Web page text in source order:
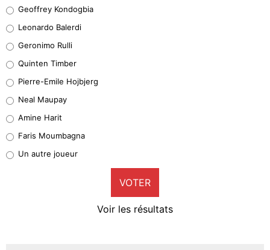
38%
32%
5%
1%
9%
Geoffrey Kondogbia
Leonardo Balerdi
Geronimo Rulli
Quinten Timber
Pierre-Emile Hojbjerg
Neal Maupay
Amine Harit
Faris Moumbagna
Un autre joueur
VOTER
Voir les résultats